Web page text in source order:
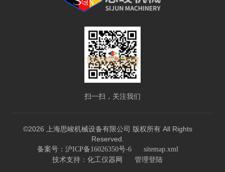
扫一扫，关注我们
©2026 上海思峻机械设备有限公司 版权所有 All Rights
Reserved.
备案号：沪ICP备16026350号-6 sitemap.xml
技术支持： 化工仪器网 管理登陆